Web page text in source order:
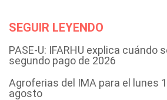
SEGUIR LEYENDO
PASE-U: IFARHU explica cuándo
segundo pago de 2026
Agroferias del IMA para el lunes
agosto